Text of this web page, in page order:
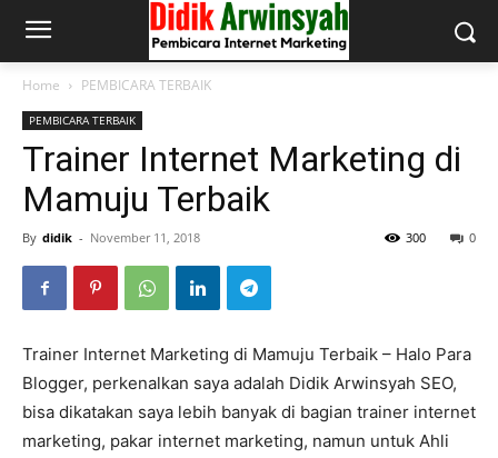
Home PEMBICARA TERBAIK
PEMBICARA TERBAIK
Trainer Internet Marketing di
Mamuju Terbaik
By didik - November 11, 2018 0
300
Trainer Internet Marketing di Mamuju Terbaik – Halo Para
Blogger, perkenalkan saya adalah Didik Arwinsyah SEO,
bisa dikatakan saya lebih banyak di bagian trainer internet
marketing, pakar internet marketing, namun untuk Ahli